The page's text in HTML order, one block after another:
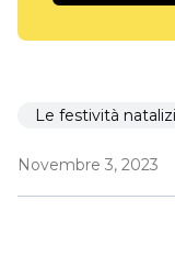
Novembre 3, 2023